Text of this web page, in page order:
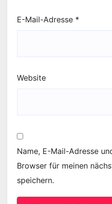
E-Mail-Adresse *
Website
Name, E-Mail-Adresse
Browser für meinen
speichern.